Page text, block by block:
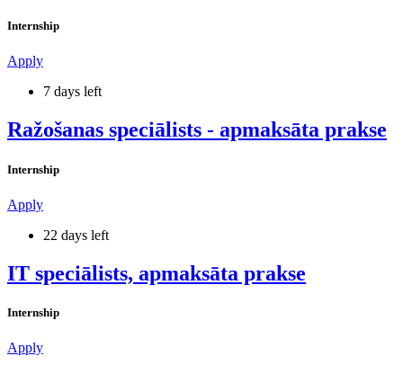
Internship
Apply
7 days left
Ražošanas speciālists - apmaksāta prakse
Internship
Apply
22 days left
IT speciālists, apmaksāta prakse
Internship
Apply